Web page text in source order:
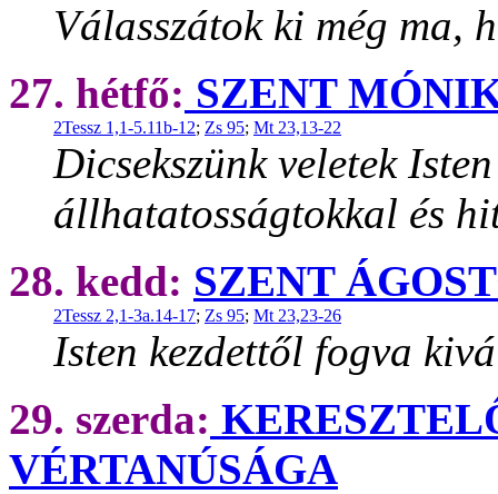
Válasszátok ki még ma,
27. hétfő: SZENT
2Tessz 1,1-5.11b-12; Zs 95; Mt 23,13-22
Dicsekszünk veletek
állhatatosságtokkal és
28. kedd: SZENT
2Tessz 2,1-3a.14-17; Zs 95; Mt 23,23-26
Isten kezdettől fogva
29. szerda:
VÉRTANÚSÁGA